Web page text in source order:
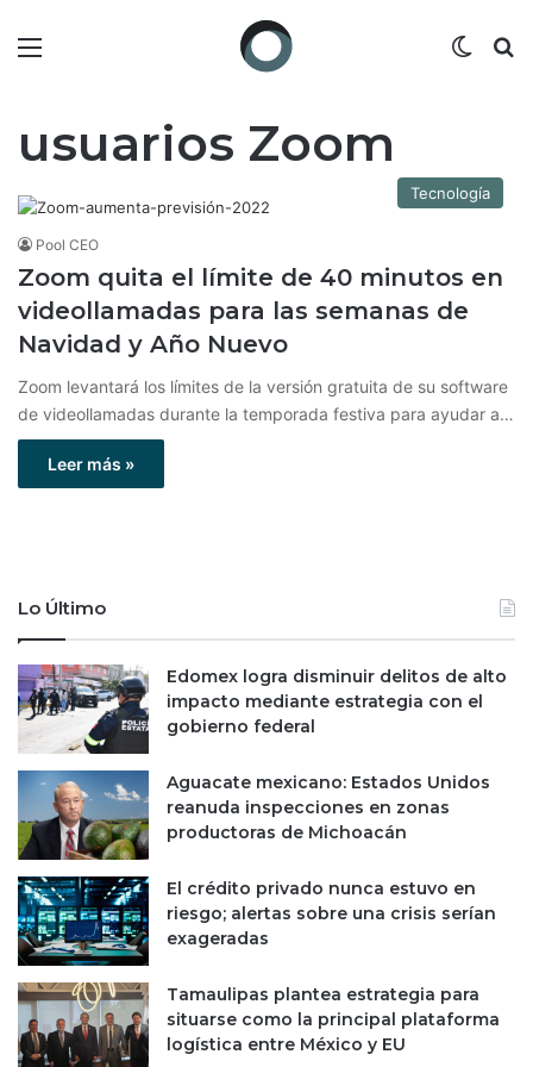
usuarios Zoom
Tecnología
Pool CEO
Zoom quita el límite de 40 minutos en
videollamadas para las semanas de
Navidad y Año Nuevo
Zoom levantará los límites de la versión gratuita de su software
de videollamadas durante la temporada festiva para ayudar a…
Leer más »
Lo Último
Edomex logra disminuir delitos de alto
impacto mediante estrategia con el
gobierno federal
Aguacate mexicano: Estados Unidos
reanuda inspecciones en zonas
productoras de Michoacán
El crédito privado nunca estuvo en
riesgo; alertas sobre una crisis serían
exageradas
Tamaulipas plantea estrategia para
situarse como la principal plataforma
logística entre México y EU